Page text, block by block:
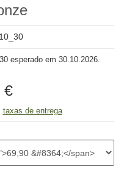
esperado em 30.10.2026.
€
taxas de entrega